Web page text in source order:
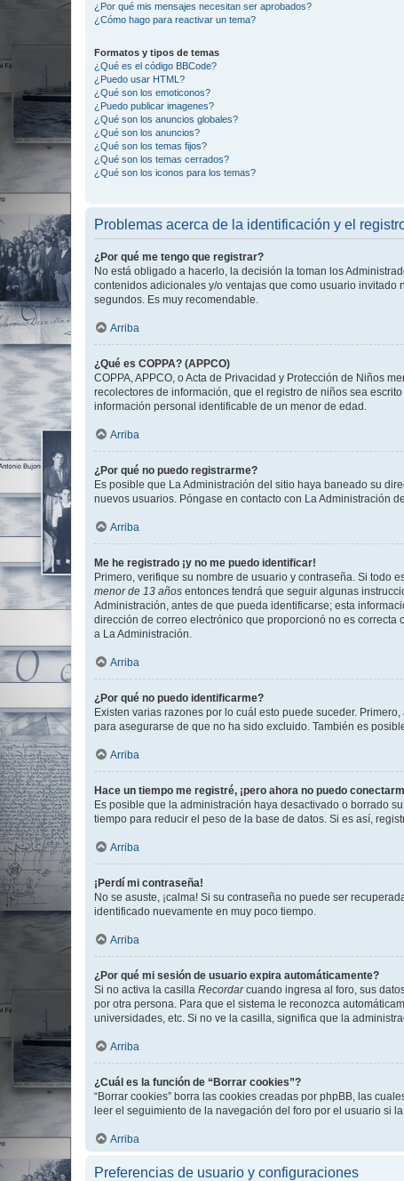
¿Por qué mis mensajes necesitan ser aprobados?
¿Cómo hago para reactivar un tema?
Formatos y tipos de temas
¿Qué es el código BBCode?
¿Puedo usar HTML?
¿Qué son los emoticonos?
¿Puedo publicar imagenes?
¿Qué son los anuncios globales?
¿Qué son los anuncios?
¿Qué son los temas fijos?
¿Qué son los temas cerrados?
¿Qué son los iconos para los temas?
Problemas acerca de la identificación y el
¿Por qué me tengo que registrar?
No está obligado a hacerlo, la decisión la toman los
contenidos adicionales y/o ventajas que como usuario invitado
segundos. Es muy recomendable.
Arriba
¿Qué es COPPA? (APPCO)
COPPA, APPCO, o Acta de Privacidad y Protección de Niños
recolectores de información, que el registro de niños sea
información personal identificable de un menor de edad.
Arriba
¿Por qué no puedo registrarme?
Es posible que La Administración del sitio haya baneado su
nuevos usuarios. Póngase en contacto con La Administración
Arriba
Me he registrado ¡y no me puedo identificar!
Primero, verifique su nombre de usuario y contraseña. Si todo
menor de 13 años entonces tendrá que seguir algunas
Administración, antes de que pueda identificarse; esta
dirección de correo electrónico que proporcionó no es
a La Administración.
Arriba
¿Por qué no puedo identificarme?
Existen varias razones por lo cuál esto puede suceder.
para asegurarse de que no ha sido excluido. También es
Arriba
Hace un tiempo me registré, ¡pero ahora no puedo
Es posible que la administración haya desactivado o borrado
tiempo para reducir el peso de la base de datos. Si es así,
Arriba
¡Perdí mi contraseña!
No se asuste, ¡calma! Si su contraseña no puede ser
identificado nuevamente en muy poco tiempo.
Arriba
¿Por qué mi sesión de usuario expira automáticamente?
Si no activa la casilla Recordarcuando ingresa al foro, sus
por otra persona. Para que el sistema le reconozca
universidades, etc. Si no ve la casilla, significa que la
Arriba
¿Cuál es la función de “Borrar cookies”?
“Borrar cookies” borra las cookies creadas por phpBB, las
leer el seguimiento de la navegación del foro por el usuario si
Arriba
Preferencias de usuario y configuraciones